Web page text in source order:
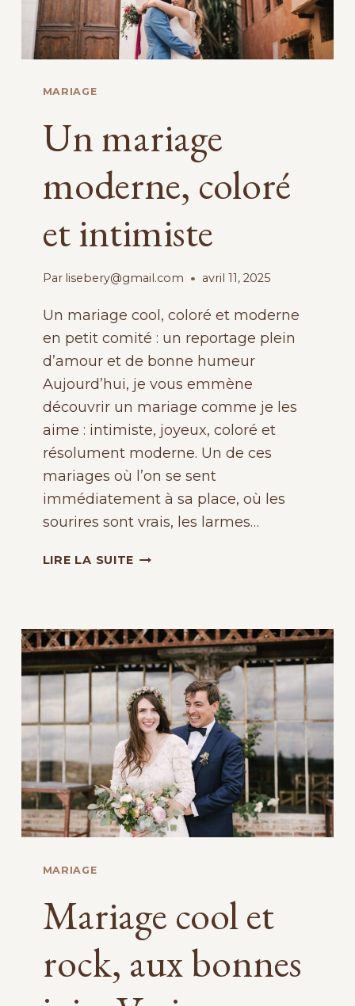
MARIAGE
Un mariage
moderne, coloré
et intimiste
Par lisebery@gmail.com avril 11, 2025
Un mariage cool, coloré et moderne
en petit comité : un reportage plein
d’amour et de bonne humeur
Aujourd’hui, je vous emmène
découvrir un mariage comme je les
aime : intimiste, joyeux, coloré et
résolument moderne. Un de ces
mariages où l’on se sent
immédiatement à sa place, où les
sourires sont vrais, les larmes…
LIRE LA SUITE UN
COLORÉ
ET
INTIMISTE
MARIAGE
Mariage cool et
rock, aux bonnes